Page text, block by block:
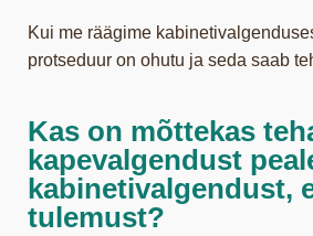
Kui me räägime
protseduur on ohutu ja seda saab
Kas on mõttekas
kapevalgendust
kabinetivalgendust,
tulemust?